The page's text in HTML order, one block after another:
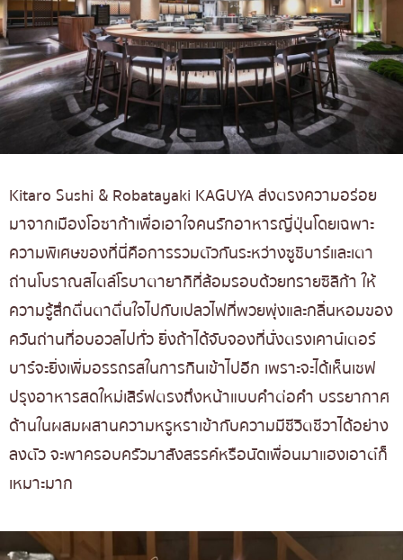
Kitaro Sushi & Robatayaki KAGUYA ส่งตรงความอร่อย
มาจากเมืองโอซาก้าเพื่อเอาใจคนรักอาหารญี่ปุ่นโดยเฉพาะ
ความพิเศษของที่นี่คือการรวมตัวกันระหว่างซูชิบาร์และเตา
ถ่านโบราณสไตล์โรบาตายากิที่ล้อมรอบด้วยทรายซิลิก้า ให้
ความรู้สึกตื่นตาตื่นใจไปกับเปลวไฟที่พวยพุ่งและกลิ่นหอมของ
ควันถ่านที่อบอวลไปทั่ว ยิ่งถ้าได้จับจองที่นั่งตรงเคาน์เตอร์
บาร์จะยิ่งเพิ่มอรรถรสในการกินเข้าไปอีก เพราะจะได้เห็นเชฟ
ปรุงอาหารสดใหม่เสิร์ฟตรงถึงหน้าแบบคำต่อคำ บรรยากาศ
ด้านในผสมผสานความหรูหราเข้ากับความมีชีวิตชีวาได้อย่าง
ลงตัว จะพาครอบครัวมาสังสรรค์หรือนัดเพื่อนมาแฮงเอาต์ก็
เหมาะมาก